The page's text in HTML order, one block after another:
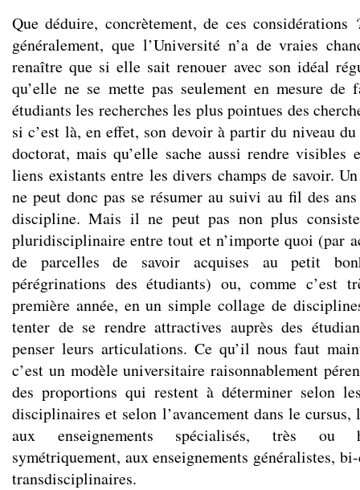
Que déduire, concrètement, de ces considérations
généralement, que l’Université n’a de vraies
renaître que si elle sait renouer avec son idéal
qu’elle ne se mette pas seulement en mesure de
étudiants les recherches les plus pointues des
si c’est là, en effet, son devoir à partir du niveau
doctorat, mais qu’elle sache aussi rendre visibles
liens existants entre les divers champs de savoir.
ne peut donc pas se résumer au suivi au fil des
discipline. Mais il ne peut pas non plus
pluridisciplinaire entre tout et n’importe quoi (par
de parcelles de savoir acquises au petit
pérégrinations des étudiants) ou, comme c’est
première année, en un simple collage de
tenter de se rendre attractives auprès des
penser leurs articulations. Ce qu’il nous faut
c’est un modèle universitaire raisonnablement
des proportions qui restent à déterminer selon
disciplinaires et selon l’avancement dans le
aux enseignements spécialisés, très ou
symétriquement, aux enseignements généralistes,
transdisciplinaires.